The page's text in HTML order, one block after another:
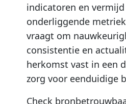
indicatoren en
onderliggende
vraagt om
consistentie en
herkomst vast in een
zorg voor eenduidige
Check